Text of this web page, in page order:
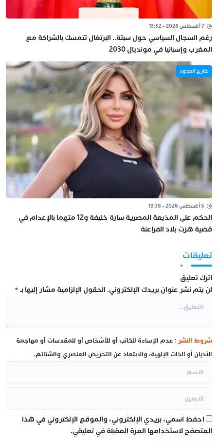
7 أغسطس 2026 - 13:52
رغم السجال السياسي حول سبتة.. البرتغال تتمسك بالشراكة مع
المغرب وإسبانيا في مونديال 2030
خارج الحدود
5 أغسطس 2026 - 13:38
الحكم على المذيعة المصرية سارة خليفة و12 متهما بالإعدام في
قضية هزت بلاد الفراعنة
تعليقات
اترك تعليق
لن يتم نشر عنوان بريدك الإلكتروني. الحقول الإلزامية مشار إليها بـ*
شروط النشر : عدم الإساءة للكاتب أو للأشخاص أو للمقدسات أو مهاجمة
الأديان أو الذات الإلهية، والابتعاد عن التحريض العنصري والشتائم.
احفظ اسمي، بريدي الإلكتروني، والموقع الإلكتروني في هذا
المتصفح لاستخدامها المرة المقبلة في تعليقي.